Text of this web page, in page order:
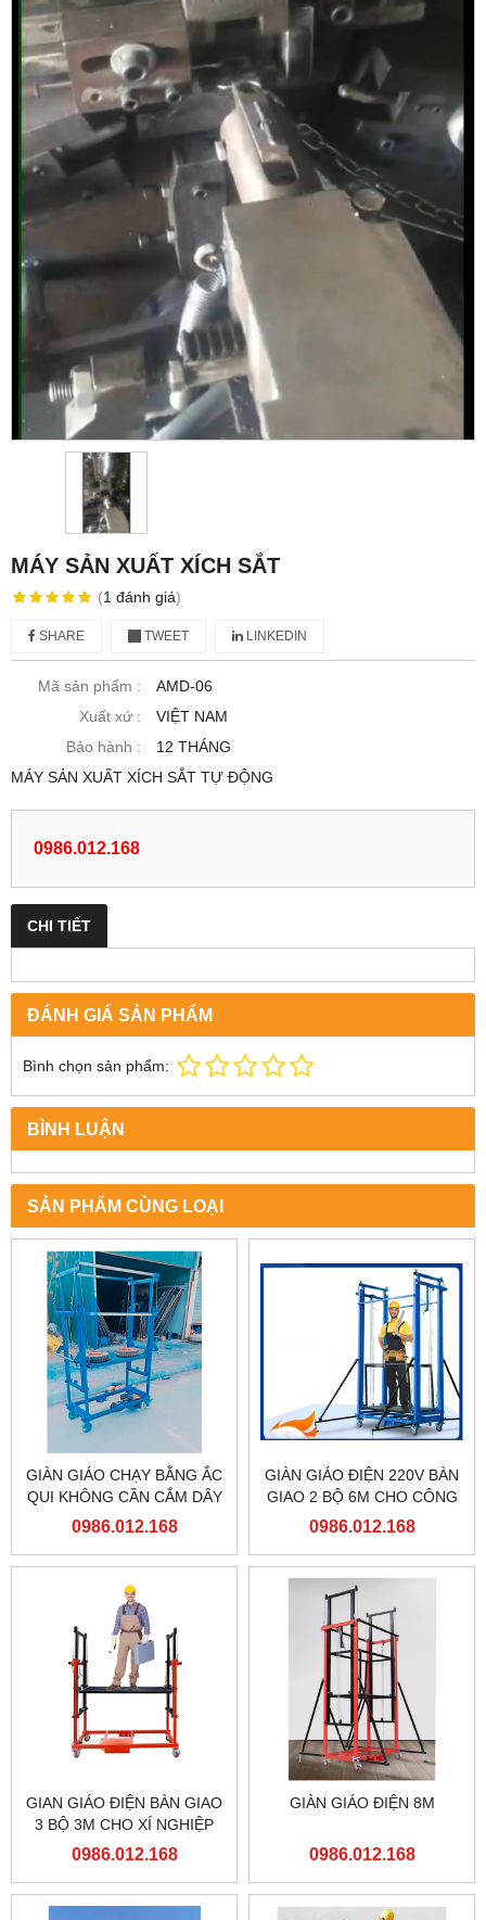
MÁY SẢN XUẤT XÍCH SẮT
(1 đánh giá)
SHARE TWEET LINKEDIN
Mã sản phẩm :
AMD-06
Xuất xứ :
VIỆT NAM
Bảo hành :
12 THÁNG
MÁY SẢN XUẤT XÍCH SẮT TỰ ĐỘNG
0986.012.168
CHI TIẾT
ĐÁNH GIÁ SẢN PHẨM
Bình chọn sản phẩm:
BÌNH LUẬN
SẢN PHẨM CÙNG LOẠI
GIÀN GIÁO CHẠY BẰNG ẮC
QUI KHÔNG CẦN CẮM DÂY
ĐIỆN
0986.012.168
GIÀN GIÁO ĐIỆN 220V BÀN
GIAO 2 BỘ 6M CHO CÔNG
TY TNHH MỘT THÀNH VIÊN
0986.012.168
GIAN GIÁO ĐIỆN BÀN GIAO
3 BỘ 3M CHO XÍ NGHIỆP
ĐẦU MÁY HÀ NỘI TỔNG
0986.012.168
GIÀN GIÁO ĐIỆN 8M
0986.012.168